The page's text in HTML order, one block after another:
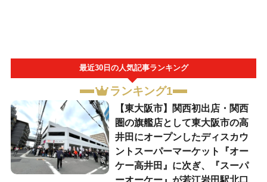
最近30日の人気記事ランキング
ランキング1
【東大阪市】関西初出店・関西
圏の旗艦店として東大阪市の高
井田にオープンしたディスカウ
ントスーパーマーケット『オー
ケー高井田』に次ぎ、『スーパ